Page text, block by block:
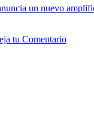
tu Comentario